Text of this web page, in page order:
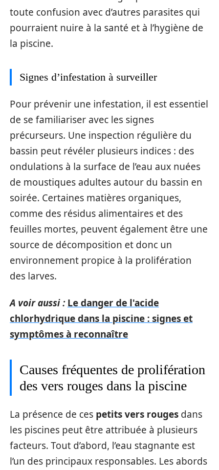
toute confusion avec d’autres parasites qui
pourraient nuire à la santé et à l’hygiène de
la piscine.
Signes d’infestation à surveiller
Pour prévenir une infestation, il est essentiel
de se familiariser avec les signes
précurseurs. Une inspection régulière du
bassin peut révéler plusieurs indices : des
ondulations à la surface de l’eau aux nuées
de moustiques adultes autour du bassin en
soirée. Certaines matières organiques,
comme des résidus alimentaires et des
feuilles mortes, peuvent également être une
source de décomposition et donc un
environnement propice à la prolifération
des larves.
A voir aussi : Le danger de l'acide
chlorhydrique dans la piscine : signes et
symptômes à reconnaître
Causes fréquentes de prolifération
des vers rouges dans la piscine
La présence de ces petits vers rouges dans
les piscines peut être attribuée à plusieurs
facteurs. Tout d’abord, l’eau stagnante est
l’un des principaux responsables. Les abords